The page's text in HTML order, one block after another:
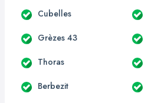
Cubelles
Grèzes 43
Thoras
Berbezit